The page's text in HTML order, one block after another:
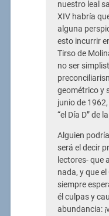
nuestro leal
XIV habría
alguna
esto incurrir
Tirso de
no ser
geométrico y
junio de
“el Día D” de
Alguien
será el decir
lectores- que
nada, y que
siempre
él culpas y
abundancia: